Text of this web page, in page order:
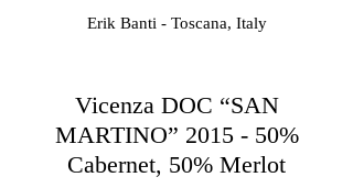
Erik Banti - Toscana, Italy
Vicenza DOC “SAN
MARTINO” 2015 - 50%
Cabernet, 50% Merlot